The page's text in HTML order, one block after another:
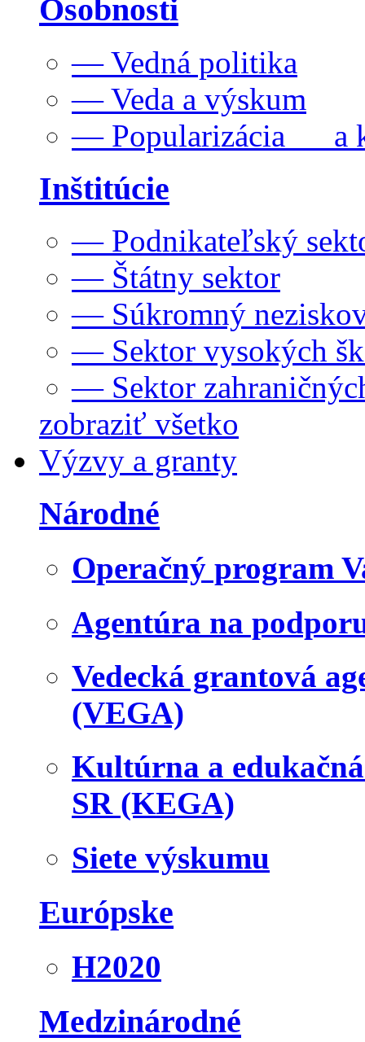
Osobnosti
— Vedná politika
— Veda a výskum
— Popularizácia a
Inštitúcie
— Podnikateľský
— Štátny sektor
— Súkromný
— Sektor vysokých
— Sektor
zobraziť všetko
Výzvy a granty
Národné
Operačný program
Agentúra na
Vedecká grantová
(VEGA)
Kultúrna a
SR (KEGA)
Siete výskumu
Európske
H2020
Medzinárodné